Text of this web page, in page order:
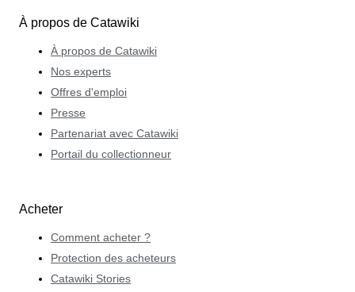
À propos de Catawiki
À propos de Catawiki
Nos experts
Offres d'emploi
Presse
Partenariat avec Catawiki
Portail du collectionneur
Acheter
Comment acheter ?
Protection des acheteurs
Catawiki Stories